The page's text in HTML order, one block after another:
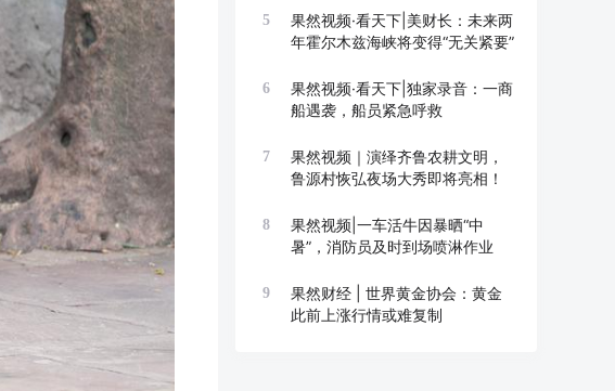
5
果然视频·看天下|美财长：未来两
年霍尔木兹海峡将变得“无关紧要”
6
果然视频·看天下|独家录音：一商
船遇袭，船员紧急呼救
7
果然视频｜演绎齐鲁农耕文明，
鲁源村恢弘夜场大秀即将亮相！
8
果然视频|一车活牛因暴晒“中
暑”，消防员及时到场喷淋作业
9
果然财经 | 世界黄金协会：黄金
此前上涨行情或难复制